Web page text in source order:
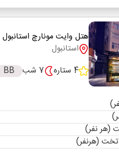
هتل وایت مونارچ استانبول
استانبول
4 ستاره
7 شب BB
(هر نفر)
(هرنفر)